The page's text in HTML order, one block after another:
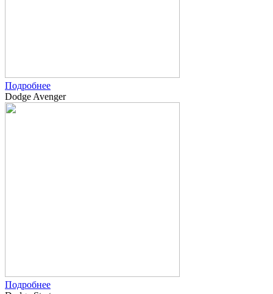
Подробнее
Dodge Avenger
Подробнее